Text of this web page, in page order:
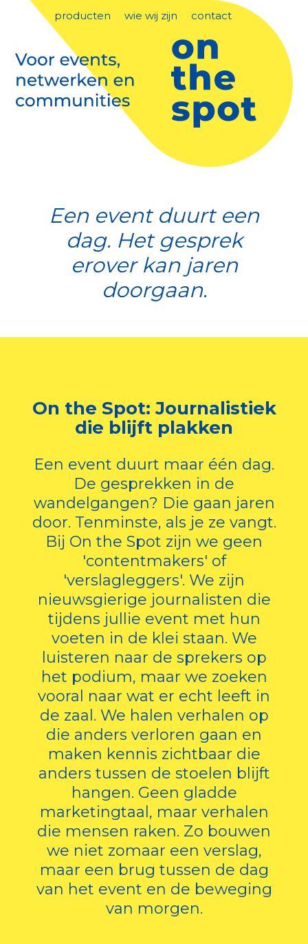
producten wie wij zijn contact
Een event duurt een
dag. Het gesprek
erover kan jaren
doorgaan.
On the Spot: Journalistiek
die blijft plakken
Een event duurt maar één dag.
De gesprekken in de
wandelgangen? Die gaan jaren
door. Tenminste, als je ze vangt.
Bij On the Spot zijn we geen
'contentmakers' of
'verslagleggers'. We zijn
nieuwsgierige journalisten die
tijdens jullie event met hun
voeten in de klei staan. We
luisteren naar de sprekers op
het podium, maar we zoeken
vooral naar wat er echt leeft in
de zaal. We halen verhalen op
die anders verloren gaan en
maken kennis zichtbaar die
anders tussen de stoelen blijft
hangen. Geen gladde
marketingtaal, maar verhalen
die mensen raken. Zo bouwen
we niet zomaar een verslag,
maar een brug tussen de dag
van het event en de beweging
van morgen.